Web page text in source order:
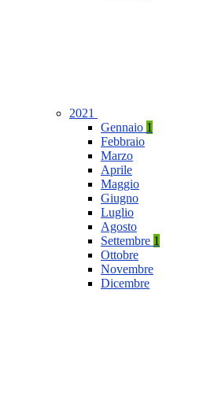
2021
Gennaio 1
Febbraio
Marzo
Aprile
Maggio
Giugno
Luglio
Agosto
Settembre 1
Ottobre
Novembre
Dicembre